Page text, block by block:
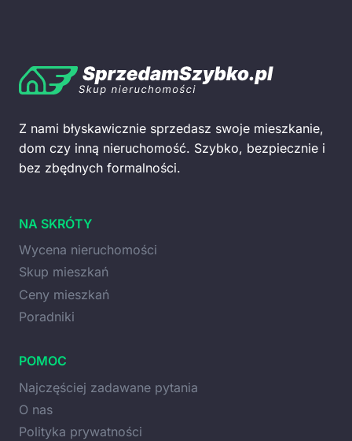
Z nami błyskawicznie sprzedasz swoje mieszkanie,
dom czy inną nieruchomość. Szybko, bezpiecznie i
bez zbędnych formalności.
NA SKRÓTY
Wycena nieruchomości
Skup mieszkań
Ceny mieszkań
Poradniki
POMOC
Najczęściej zadawane pytania
O nas
Polityka prywatności